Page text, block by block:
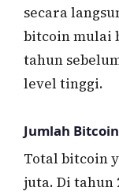
secara
bitcoin mulai
tahun
level tinggi.
Jumlah
Total bitcoin
juta. Di tahun